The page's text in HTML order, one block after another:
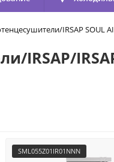
IRSAP SOUL
IRSAP/
SML055Z01IR01NNN